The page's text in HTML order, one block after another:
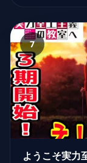
7
ようこそ実力